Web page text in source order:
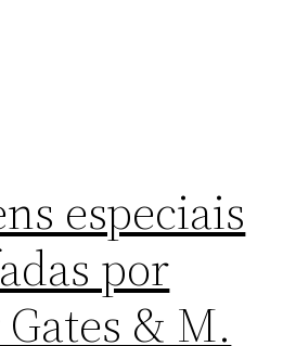
especiais
por
& M.